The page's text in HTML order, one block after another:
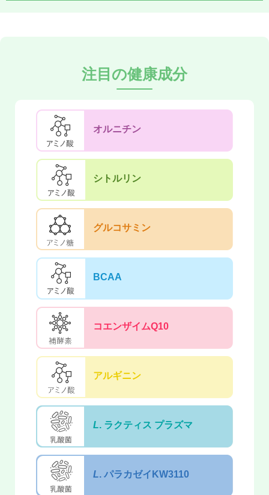
注目の健康成分
オルニチン
シトルリン
グルコサミン
BCAA
コエンザイムQ10
アルギニン
L. ラクティス プラズマ
L. パラカゼイKW3110